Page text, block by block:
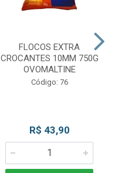
FLOCOS EXTRA
CROCANTES 10MM 750G
OVOMALTINE
Código: 76
R$ 43,90